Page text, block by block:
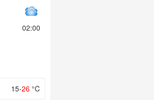
02:00
15-26 °C